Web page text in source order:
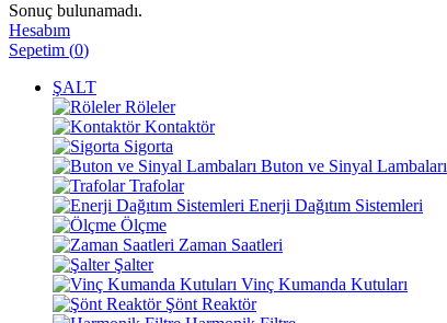
Sonuç bulunamadı.
Hesabım
Sepetim (0)
ŞALT
Röleler
Kontaktör
Sigorta
Buton ve Sinyal Lambaları
Trafolar
Enerji Dağıtım Sistemleri
Ölçme
Zaman Saatleri
Şalter
Vinç Kumanda Kutuları
Şönt Reaktör